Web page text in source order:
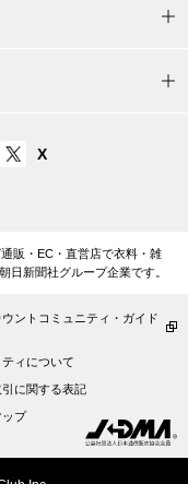
る
その他
おすすめブラ
X
販・EC・直営店で衣料・雑
日新聞社グループ企業です。
ントコミュニティ・ガイド
ィについて
に関する表記
ップ